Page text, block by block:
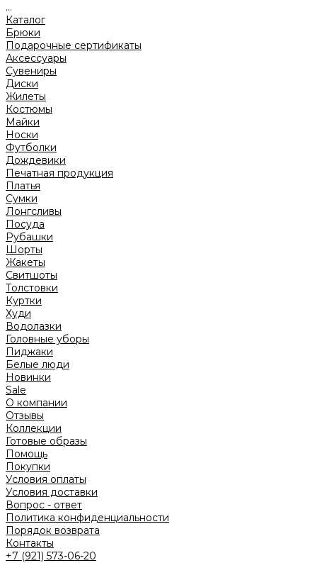
...
Каталог
Брюки
Подарочные сертификаты
Аксессуары
Сувениры
Диски
Жилеты
Костюмы
Майки
Носки
Футболки
Дождевики
Печатная продукция
Платья
Сумки
Лонгсливы
Посуда
Рубашки
Шорты
Жакеты
Свитшоты
Толстовки
Куртки
Худи
Водолазки
Головные уборы
Пиджаки
Белые люди
Новинки
Sale
О компании
Отзывы
Коллекции
Готовые образы
Помощь
Покупки
Условия оплаты
Условия доставки
Вопрос - ответ
Политика конфиденциальности
Порядок возврата
Контакты
+7 (921) 573-06-20